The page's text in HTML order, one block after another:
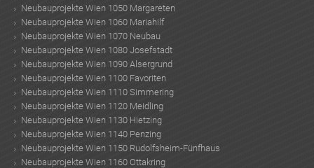
Neubauprojekte Wien 1050 Margareten
Neubauprojekte Wien 1060 Mariahilf
Neubauprojekte Wien 1070 Neubau
Neubauprojekte Wien 1080 Josefstadt
Neubauprojekte Wien 1090 Alsergrund
Neubauprojekte Wien 1100 Favoriten
Neubauprojekte Wien 1110 Simmering
Neubauprojekte Wien 1120 Meidling
Neubauprojekte Wien 1130 Hietzing
Neubauprojekte Wien 1140 Penzing
Neubauprojekte Wien 1150 Rudolfsheim-Fünfhaus
Neubauprojekte Wien 1160 Ottakring